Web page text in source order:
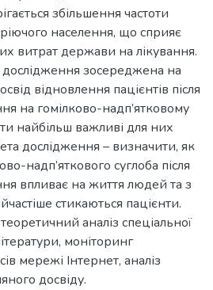
збільшення частоти
населення, що сприяє
витрат держави на лікування.
зосереджена на
відновлення пацієнтів після
на гомілково-надп’ятковому
найбільш важливі для них
дослідження – визначити, як
надп’яткового суглоба після
впливає на життя людей та з
стикаються пацієнти.
аналіз спеціальної
моніторинг
мережі Інтернет, аналіз
досвіду.